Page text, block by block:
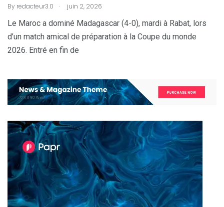
By redacteur3.0 . juin 2, 2026
Le Maroc a dominé Madagascar (4-0), mardi à Rabat, lors
d’un match amical de préparation à la Coupe du monde
2026. Entré en fin de